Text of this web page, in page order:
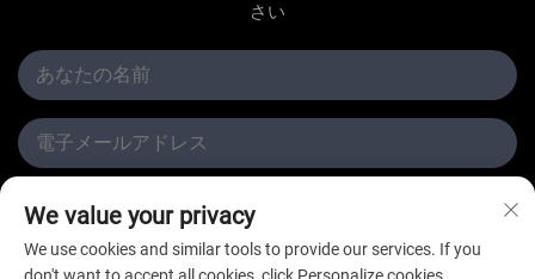
さい
提出する
We value your privacy
We use cookies and similar tools to provide our services. If you